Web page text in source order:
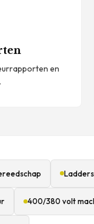
en
400/380 volt